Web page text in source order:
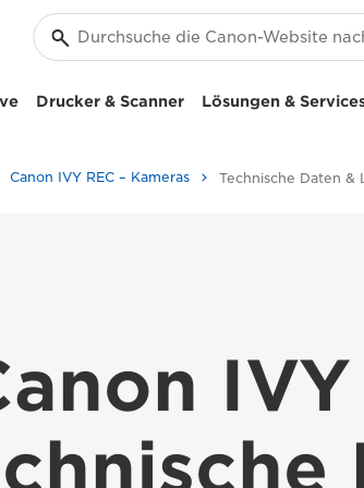
Drucker & Scanner Lösungen &
Canon IVY REC – Kameras
IVY